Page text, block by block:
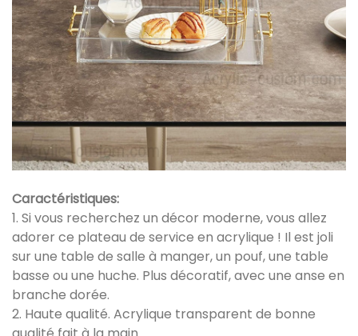
Caractéristiques:
1. Si vous recherchez un décor moderne, vous allez
adorer ce plateau de service en acrylique ! Il est joli
sur une table de salle à manger, un pouf, une table
basse ou une huche. Plus décoratif, avec une anse en
branche dorée.
2. Haute qualité. Acrylique transparent de bonne